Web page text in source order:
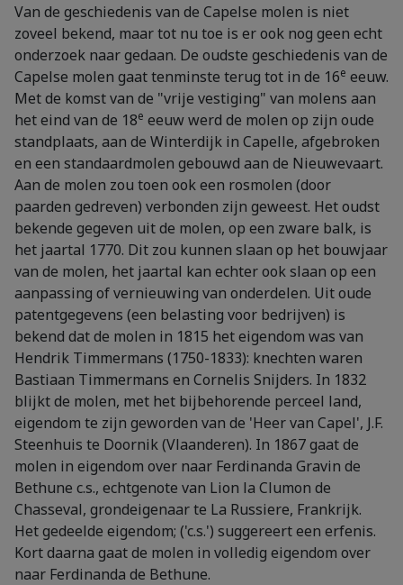
Van de geschiedenis van de Capelse molen is niet
zoveel bekend, maar tot nu toe is er ook nog geen echt
onderzoek naar gedaan. De oudste geschiedenis van de
Capelse molen gaat tenminste terug tot in de 16e eeuw.
Met de komst van de "vrije vestiging" van molens aan
het eind van de 18e eeuw werd de molen op zijn oude
standplaats, aan de Winterdijk in Capelle, afgebroken
en een standaardmolen gebouwd aan de Nieuwevaart.
Aan de molen zou toen ook een rosmolen (door
paarden gedreven) verbonden zijn geweest. Het oudst
bekende gegeven uit de molen, op een zware balk, is
het jaartal 1770. Dit zou kunnen slaan op het bouwjaar
van de molen, het jaartal kan echter ook slaan op een
aanpassing of vernieuwing van onderdelen. Uit oude
patentgegevens (een belasting voor bedrijven) is
bekend dat de molen in 1815 het eigendom was van
Hendrik Timmermans (1750-1833): knechten waren
Bastiaan Timmermans en Cornelis Snijders. In 1832
blijkt de molen, met het bijbehorende perceel land,
eigendom te zijn geworden van de 'Heer van Capel', J.F.
Steenhuis te Doornik (Vlaanderen). In 1867 gaat de
molen in eigendom over naar Ferdinanda Gravin de
Bethune c.s., echtgenote van Lion la Clumon de
Chasseval, grondeigenaar te La Russiere, Frankrijk.
Het gedeelde eigendom; ('c.s.') suggereert een erfenis.
Kort daarna gaat de molen in volledig eigendom over
naar Ferdinanda de Bethune.